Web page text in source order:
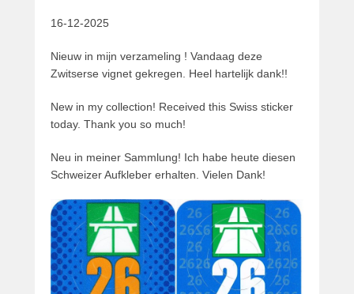
16-12-2025
Nieuw in mijn verzameling ! Vandaag deze
Zwitserse vignet gekregen. Heel hartelijk dank!!
New in my collection! Received this Swiss sticker
today. Thank you so much!
Neu in meiner Sammlung! Ich habe heute diesen
Schweizer Aufkleber erhalten. Vielen Dank!